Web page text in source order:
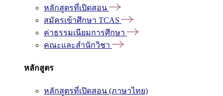
หลักสูตรที่เปิดสอน
สมัครเข้าศึกษา TCAS
ค่าธรรมเนียมการศึกษา
คณะและสำนักวิชา
หลักสูตร
หลักสูตรที่เปิดสอน (ภาษาไทย)